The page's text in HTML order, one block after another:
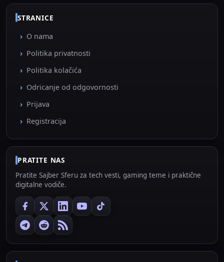
STRANICE
O nama
Politika privatnosti
Politika kolačića
Odricanje od odgovornosti
Prijava
Registracija
PRATITE NAS
Pratite Sajber Sferu za tech vesti, gaming teme i praktične
digitalne vodiče.